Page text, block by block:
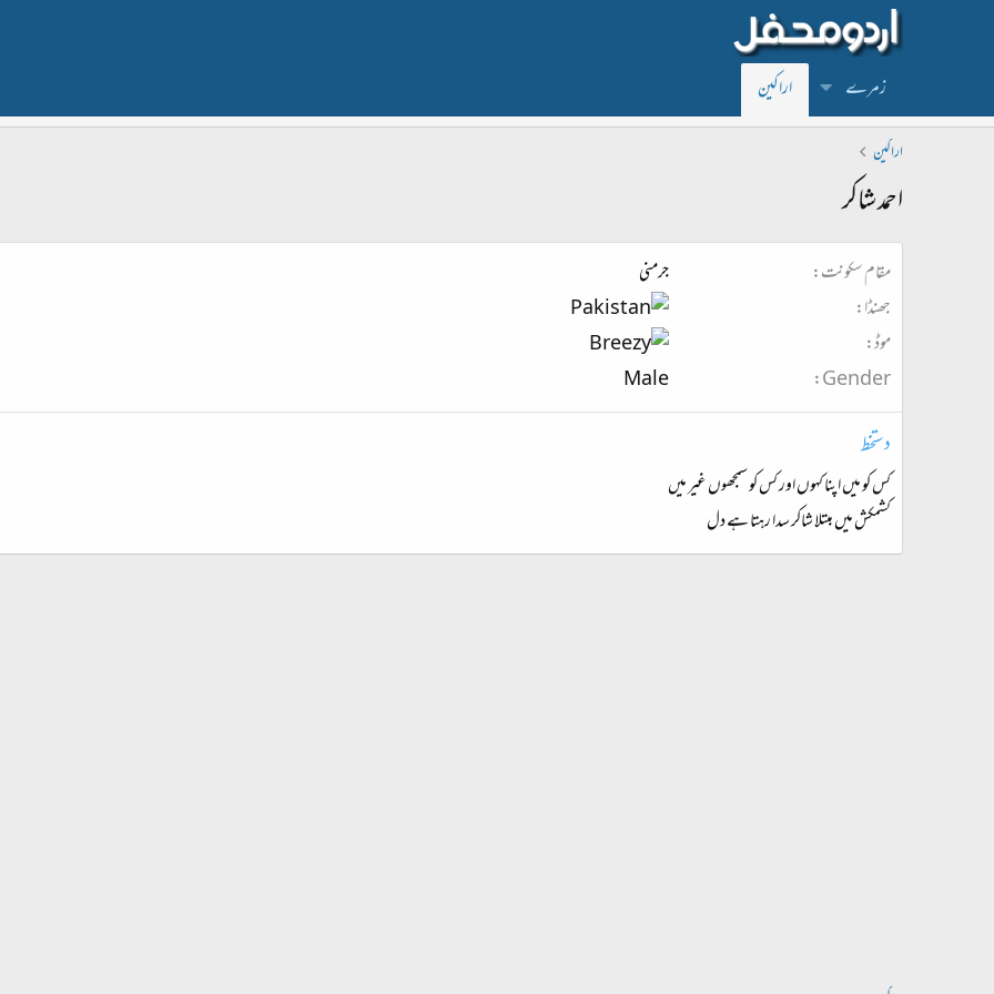
زمرے اراکین
اراکین
احمد شاکر
مقام سکونت
جرمنی
جھنڈا
موڈ
Gender
Male
دستخط
کس کو میں اپنا کہوں اور کس کو سمجھوں غیر میں
کشمکش میں مبتلا شاکر سدا رہتا ہے دل